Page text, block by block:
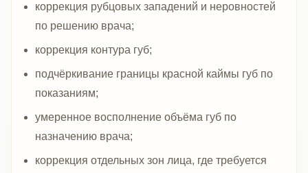
коррекция рубцовых западений и неровностей
по решению врача;
коррекция контура губ;
подчёркивание границы красной каймы губ по
показаниям;
умеренное восполнение объёма губ по
назначению врача;
коррекция отдельных зон лица, где требуется